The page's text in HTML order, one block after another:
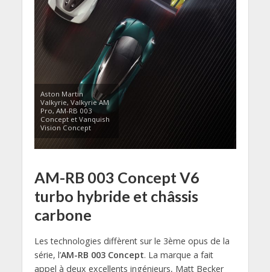
Aston Martin
Valkyrie, Valkyrie AM
Pro, AM-RB 003
Concept et Vanquish
Vision Concept
AM-RB 003 Concept V6
turbo hybride et châssis
carbone
Les technologies diffèrent sur le 3ème opus de la
série, l’AM-RB 003 Concept. La marque a fait
appel à deux excellents ingénieurs, Matt Becker